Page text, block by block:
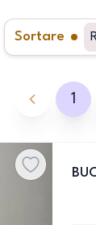
Sortare
1